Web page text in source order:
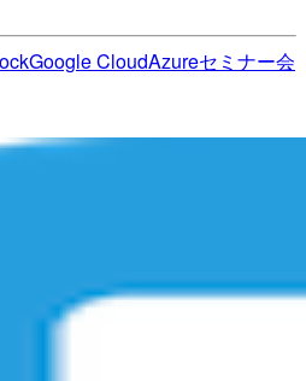
Google CloudAzureセミナー会